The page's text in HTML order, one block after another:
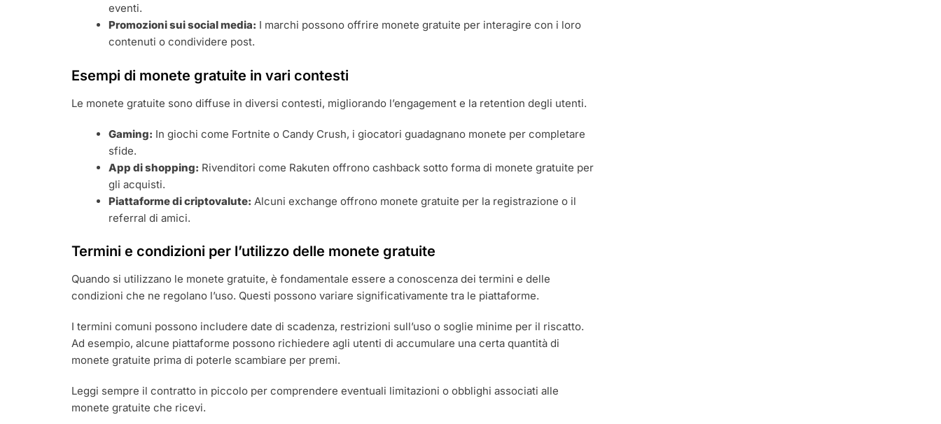
eventi.
Promozioni sui social media: I marchi possono offrire monete gratuite per interagire con i loro
contenuti o condividere post.
Esempi di monete gratuite in vari contesti
Le monete gratuite sono diffuse in diversi contesti, migliorando l’engagement e la retention degli utenti.
Gaming: In giochi come Fortnite o Candy Crush, i giocatori guadagnano monete per completare
sfide.
App di shopping: Rivenditori come Rakuten offrono cashback sotto forma di monete gratuite per
gli acquisti.
Piattaforme di criptovalute: Alcuni exchange offrono monete gratuite per la registrazione o il
referral di amici.
Termini e condizioni per l’utilizzo delle monete gratuite
Quando si utilizzano le monete gratuite, è fondamentale essere a conoscenza dei termini e delle
condizioni che ne regolano l’uso. Questi possono variare significativamente tra le piattaforme.
I termini comuni possono includere date di scadenza, restrizioni sull’uso o soglie minime per il riscatto.
Ad esempio, alcune piattaforme possono richiedere agli utenti di accumulare una certa quantità di
monete gratuite prima di poterle scambiare per premi.
Leggi sempre il contratto in piccolo per comprendere eventuali limitazioni o obblighi associati alle
monete gratuite che ricevi.